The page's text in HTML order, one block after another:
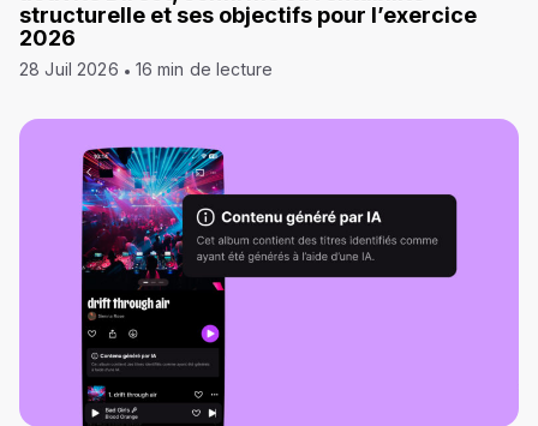
structurelle et ses objectifs pour l’exercice
2026
28 Juil 2026 16 min de lecture